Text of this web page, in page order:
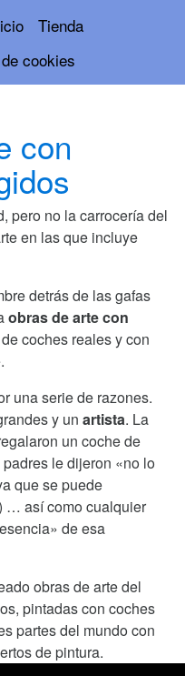
Tienda
cookies
con
pero no la carrocería del
en las que incluye
detrás de las gafas
obras de arte con
coches reales y con
una serie de razones.
y un artista. La
un coche de
le dijeron «no lo
que se puede
… así como cualquier
de esa
obras de arte del
pintadas con coches
partes del mundo con
de pintura.